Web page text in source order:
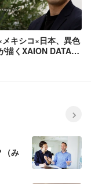
キシコ×日本、異色
描くXAION DATAで
（み